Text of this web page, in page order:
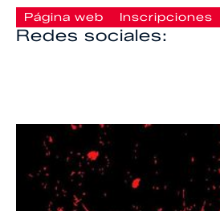
Página web Inscripciones
Redes sociales: